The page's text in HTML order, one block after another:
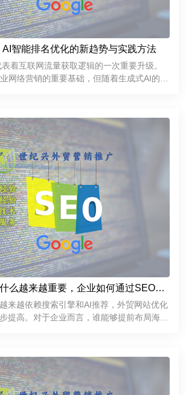
AI智能排名优化的新趋势与实践方法
着互联网流量获取逻辑的一次重要升级。
网络营销的重要基础，但随着生成式AI的普
么越来越重要，企业如何通过SEO获
来越依赖搜索引擎和AI推荐，外贸网站优化
提高。对于企业而言，谁能够提前布局海外